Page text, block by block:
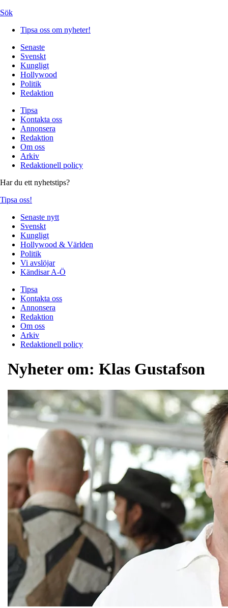
Sök
Tipsa oss om nyheter!
Senaste
Svenskt
Kungligt
Hollywood
Politik
Redaktion
Tipsa
Kontakta oss
Annonsera
Redaktion
Om oss
Arkiv
Redaktionell policy
Har du ett nyhetstips?
Tipsa oss!
Senaste nytt
Svenskt
Kungligt
Hollywood & Världen
Politik
Vi avslöjar
Kändisar A-Ö
Tipsa
Kontakta oss
Annonsera
Redaktion
Om oss
Arkiv
Redaktionell policy
Nyheter om: Klas Gustafson